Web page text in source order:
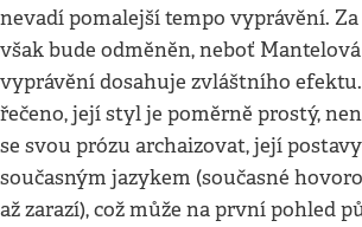
nevadí pomalejší tempo vyprávění.
však bude odměněn, neboť
vyprávění dosahuje zvláštního
řečeno, její styl je poměrně prostý,
se svou prózu archaizovat, její
současným jazykem (současné
až zarazí), což může na první pohled